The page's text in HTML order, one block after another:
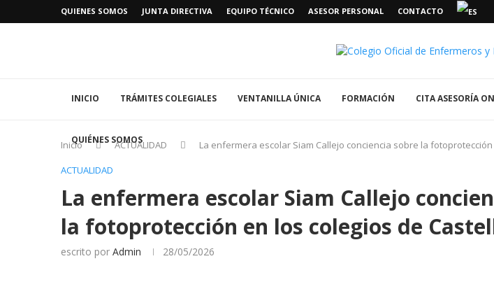
QUIENES SOMOS JUNTA DIRECTIVA EQUIPO TÉCNICO ASESOR PERSONAL CONTACTO
INICIO TRÁMITES COLEGIALES VENTANILLA ÚNICA FORMACIÓN CITA ASESORÍA
QUIÉNES SOMOS
Inicio ACTUALIDAD
La enfermera escolar Siam Callejo conciencia sobre la
ACTUALIDAD
La enfermera escolar Siam Callejo
la fotoprotección en los colegios de
escrito por Admin 28/05/2026